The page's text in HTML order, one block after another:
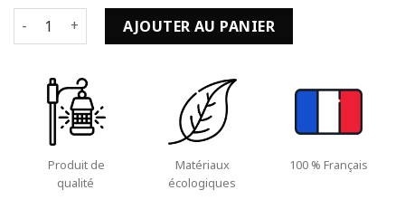
quantité de Lumiere Halloween Arbre Fantôme à LED et
AJOUTER AU PANIER
Produit de
qualité
Matériaux
écologiques
100 % Français